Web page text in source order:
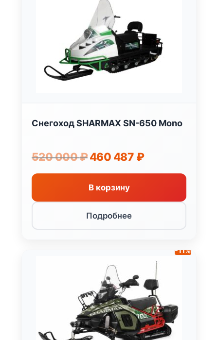
Снегоход SHARMAX SN-650 Mono
520 000₽ Первоначальная
цена
составляла
520
460 487 ₽Текущая
460
В корзину
Подробнее
-11%